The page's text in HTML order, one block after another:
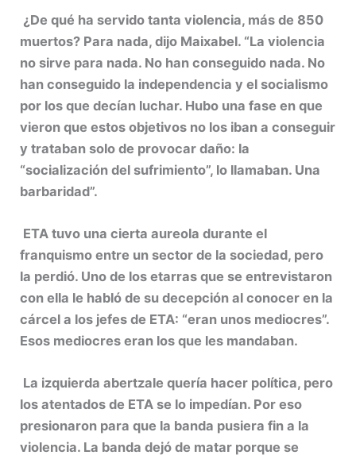
¿De qué ha servido tanta violencia, más de 850
muertos? Para nada, dijo Maixabel. “La violencia
no sirve para nada. No han conseguido nada. No
han conseguido la independencia y el socialismo
por los que decían luchar. Hubo una fase en que
vieron que estos objetivos no los iban a conseguir
y trataban solo de provocar daño: la
“socialización del sufrimiento”, lo llamaban. Una
barbaridad”.
ETA tuvo una cierta aureola durante el
franquismo entre un sector de la sociedad, pero
la perdió. Uno de los etarras que se entrevistaron
con ella le habló de su decepción al conocer en la
cárcel a los jefes de ETA: “eran unos mediocres”.
Esos mediocres eran los que les mandaban.
La izquierda abertzale quería hacer política, pero
los atentados de ETA se lo impedían. Por eso
presionaron para que la banda pusiera fin a la
violencia. La banda dejó de matar porque se